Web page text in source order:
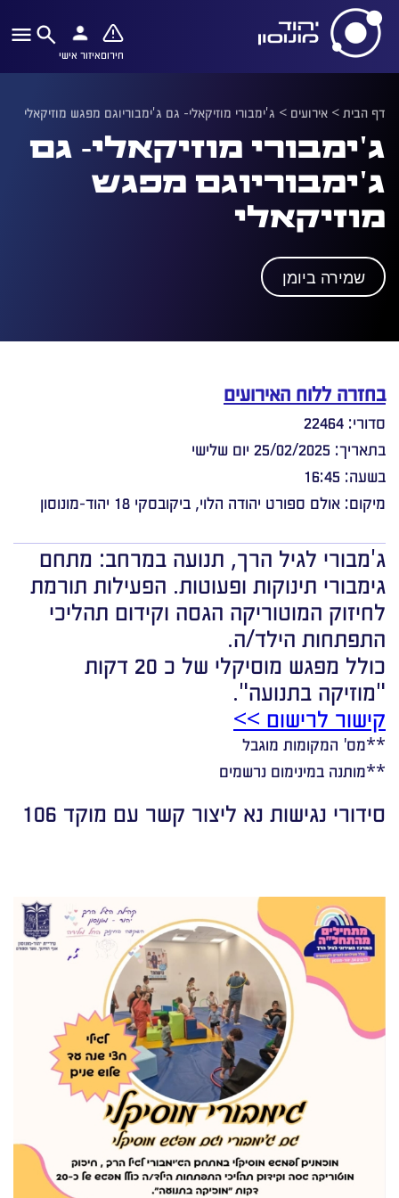
חירוםאיזור אישי
דף הבית> אירועים > ג'ימבורי מוזיקאלי- גם ג'ימבוריוגם מפגש מוזיקאלי
ג'ימבורי מוזיקאלי- גם
ג'ימבוריוגם מפגש
מוזיקאלי
שמירה ביומן
בחזרה ללוח האירועים
סדורי: 22464
בתאריך: 25/02/2025 יום שלישי
בשעה: 16:45
מיקום: אולם ספורט יהודה הלוי, ביקובסקי 18 יהוד-מונוסון
ג'מבורי לגיל הרך, תנועה במרחב: מתחם
גימבורי תינוקות ופעוטות. הפעילות תורמת
לחיזוק המוטוריקה הגסה וקידום תהליכי
התפתחות הילד/ה.
כולל מפגש מוסיקלי של כ 20 דקות
"מוזיקה בתנועה".
קישור לרישום >>
**מס' המקומות מוגבל
**מותנה במינימום נרשמים
סידורי נגישות נא ליצור קשר עם מוקד 106